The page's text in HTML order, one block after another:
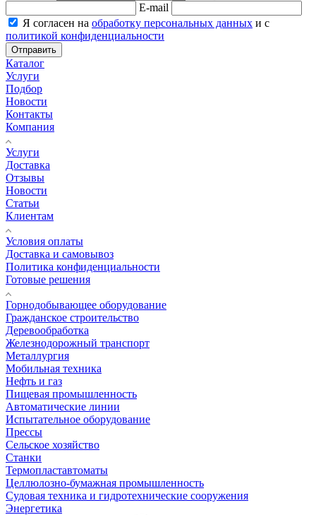
E-mail
Я согласен на обработку персональных данных и с
политикой конфиденциальности
Отправить
Каталог
Услуги
Подбор
Новости
Контакты
Компания
Услуги
Доставка
Отзывы
Новости
Статьи
Клиентам
Условия оплаты
Доставка и самовывоз
Политика конфиденциальности
Готовые решения
Горнодобывающее оборудование
Гражданское строительство
Деревообработка
Железнодорожный транспорт
Металлургия
Мобильная техника
Нефть и газ
Пищевая промышленность
Автоматические линии
Испытательное оборудование
Прессы
Сельское хозяйство
Станки
Термопластавтоматы
Целлюлозно-бумажная промышленность
Судовая техника и гидротехнические сооружения
Энергетика